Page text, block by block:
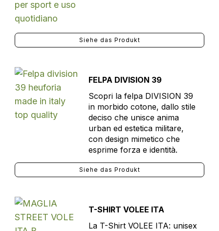
Siehe das Produkt
FELPA DIVISION 39
Scopri la felpa DIVISION 39
in morbido cotone, dallo stile
deciso che unisce anima
urban ed estetica militare,
con design mimetico che
esprime forza e identità.
Siehe das Produkt
T-SHIRT VOLEE ITA
La T-Shirt VOLEE ITA: unisex